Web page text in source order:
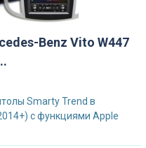
Benz Vito W447
Smarty Trend в
с функциями Apple